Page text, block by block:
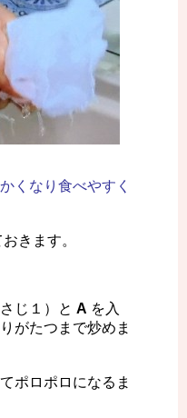
くなり食べやすく
きます。
じ１）と A を入
がたつまで炒めま
ポロポロになるま